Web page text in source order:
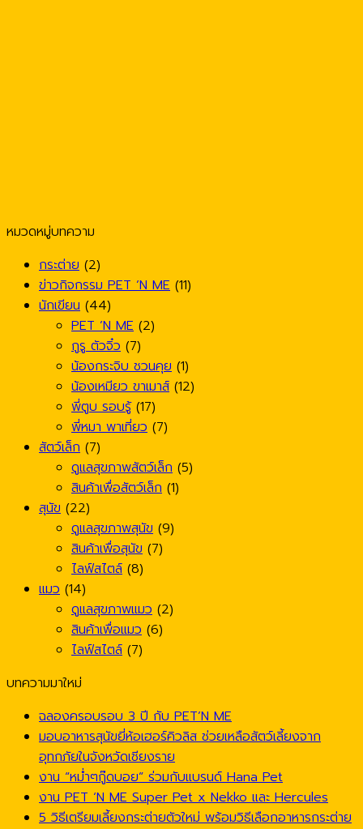
หมวดหมู่บทความ
กระต่าย (2)
ข่าวกิจกรรม PET ’N ME (11)
นักเขียน (44)
PET ’N ME (2)
กูรู ตัวจิ๋ว (7)
น้องกระจิบ ชวนคุย (1)
น้องเหมียว ขาเมาส์ (12)
พี่ตูบ รอบรู้(17)
พี่หมา พาเที่ยว (7)
สัตว์เล็ก (7)
ดูแลสุขภาพสัตว์เล็ก (5)
สินค้าเพื่อสัตว์เล็ก (1)
สุนัข (22)
ดูแลสุขภาพสุนัข (9)
สินค้าเพื่อสุนัข (7)
ไลฟ์สไตล์ (8)
แมว (14)
ดูแลสุขภาพแมว (2)
สินค้าเพื่อแมว (6)
ไลฟ์สไตล์ (7)
บทความมาใหม่
ฉลองครอบรอบ 3 ปี กับ PET’N ME
มอบอาหารสุนัขยี่ห้อเฮอร์คิวลิส ช่วยเหลือสัตว์เลี้ยงจาก
อุทกภัยในจังหวัดเชียงราย
งาน “หม่ำๆกู๊ดบอย” ร่วมกับแบรนด์ Hana Pet
งาน PET ‘N ME Super Pet x Nekko และ Hercules
5 วิธีเตรียมเลี้ยงกระต่ายตัวใหม่ พร้อมวิธีเลือกอาหารกระต่าย